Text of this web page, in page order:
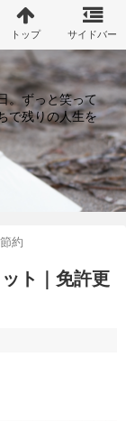
。ずっと笑って
で残りの人生を
約
ト｜免許更